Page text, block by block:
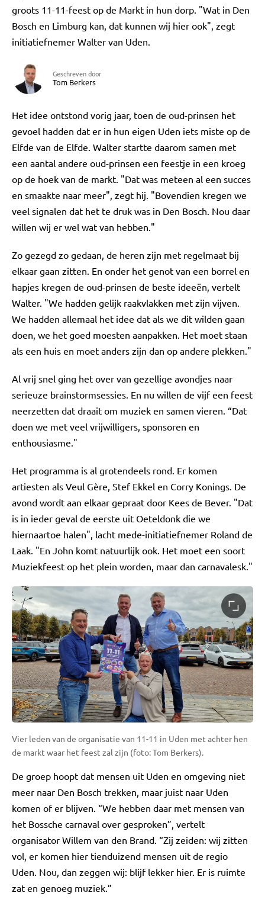
groots 11-11-feest op de Markt in hun dorp. "Wat in Den
Bosch en Limburg kan, dat kunnen wij hier ook", zegt
initiatiefnemer Walter van Uden.
Geschreven door
Tom Berkers
Het idee ontstond vorig jaar, toen de oud-prinsen het
gevoel hadden dat er in hun eigen Uden iets miste op de
Elfde van de Elfde. Walter startte daarom samen met
een aantal andere oud-prinsen een feestje in een kroeg
op de hoek van de markt. "Dat was meteen al een succes
en smaakte naar meer", zegt hij. "Bovendien kregen we
veel signalen dat het te druk was in Den Bosch. Nou daar
willen wij er wel wat van hebben."
Zo gezegd zo gedaan, de heren zijn met regelmaat bij
elkaar gaan zitten. En onder het genot van een borrel en
hapjes kregen de oud-prinsen de beste ideeën, vertelt
Walter. "We hadden gelijk raakvlakken met zijn vijven.
We hadden allemaal het idee dat als we dit wilden gaan
doen, we het goed moesten aanpakken. Het moet staan
als een huis en moet anders zijn dan op andere plekken."
Al vrij snel ging het over van gezellige avondjes naar
serieuze brainstormsessies. En nu willen de vijf een feest
neerzetten dat draait om muziek en samen vieren. “Dat
doen we met veel vrijwilligers, sponsoren en
enthousiasme."
Het programma is al grotendeels rond. Er komen
artiesten als Veul Gère, Stef Ekkel en Corry Konings. De
avond wordt aan elkaar gepraat door Kees de Bever. "Dat
is in ieder geval de eerste uit Oeteldonk die we
hiernaartoe halen", lacht mede-initiatiefnemer Roland de
Laak. "En John komt natuurlijk ook. Het moet een soort
Muziekfeest op het plein worden, maar dan carnavalesk."
Vier leden van de organisatie van 11-11 in Uden met achter hen
de markt waar het feest zal zijn (foto: Tom Berkers).
De groep hoopt dat mensen uit Uden en omgeving niet
meer naar Den Bosch trekken, maar juist naar Uden
komen of er blijven. “We hebben daar met mensen van
het Bossche carnaval over gesproken”, vertelt
organisator Willem van den Brand. “Zij zeiden: wij zitten
vol, er komen hier tienduizend mensen uit de regio
Uden. Nou, dan zeggen wij: blijf lekker hier. Er is ruimte
zat en genoeg muziek.”